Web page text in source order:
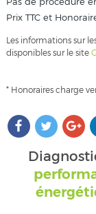
Prix TTC et
Les informations sur
disponibles sur le site
* Honoraires charge